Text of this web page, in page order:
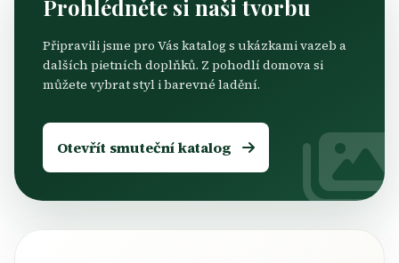
Prohlédněte si naši tvorbu
Připravili jsme pro Vás katalog s ukázkami vazeb a
dalších pietních doplňků. Z pohodlí domova si
můžete vybrat styl i barevné ladění.
Otevřít smuteční katalog